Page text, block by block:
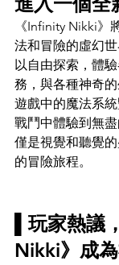
《Infinity Nikki》
法和冒險的虛幻
以自由探索，體
務，與各種神奇的
遊戲中的魔法系
戰鬥中體驗到無
僅是視覺和聽覺
的冒險旅程。
▌玩家熱議
Nikki》成